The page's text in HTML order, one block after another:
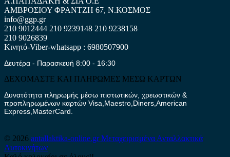
ΑΜΒΡΟΣΙΟΥ ΦΡΑΝΤΖΗ 67, Ν.ΚΟΣΜΟΣ
info@ggp.gr
210 9012444 210 9239148 210 9238158
210 9026839
Κινητό-Viber-whatsapp : 6980507900
Δευτέρα - Παρασκευή 8:00 - 16:30
ΔΕΧΟΜΑΣΤΕ ΚΑΙ ΠΛΗΡΩΜΕΣ ΜΕΣΩ ΚΑΡΤΩΝ
Δυνατότητα πληρωμής μέσω πιστωτικών, χρεωστικών &
προπληρωμένων καρτών Visa,Maestro,Diners,American
Express,MasterCard.
© 2026 antallaktika-online.grΜεταχειρισμένα Ανταλλακτικά
Αυτοκινήτων